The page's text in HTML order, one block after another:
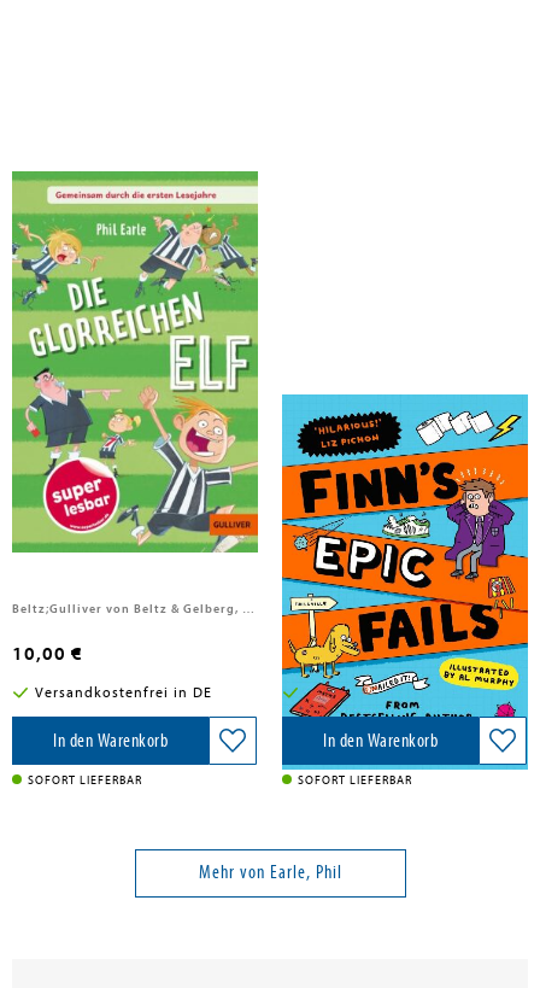
Earle, Phil
Gemeinsam durch die ersten
Lesejahre. Die glorreichen Elf
Beltz;Gulliver von Beltz & Gelberg, 2026
10,00 €
Versandkostenfrei in DE
In den Warenkorb
SOFORT LIEFERBAR
Earle, Phil
Finn's Epic Fails
Simon + Schuster UK, 2026
10,50 €
Versandkostenfrei in DE
In den Warenkorb
SOFORT LIEFERBAR
Mehr von Earle, Phil